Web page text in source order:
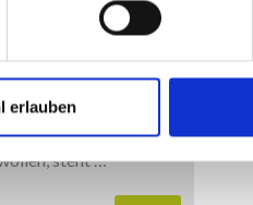
erlauben
stiften?
die gemeinnützige
fördern oder aktuelle
steht …